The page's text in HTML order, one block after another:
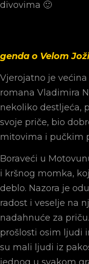
divovima 🙂
genda o Velom Joži
Vjerojatno je
romana Vladimira
nekoliko destljeća,
svoje priče, bio
mitovima i pučkim
Boraveći u
i kršnog momka,
deblo. Nazora je
radost i veselje na
nadahnuće za
prošlosti osim ljudi
su mali ljudi iz